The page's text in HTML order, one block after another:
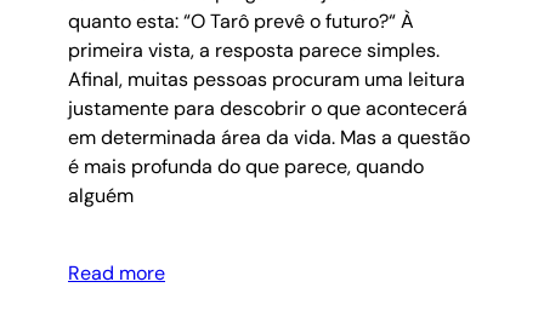
quanto esta: “O Tarô prevê o futuro?“ À
primeira vista, a resposta parece simples.
Afinal, muitas pessoas procuram uma leitura
justamente para descobrir o que acontecerá
em determinada área da vida. Mas a questão
é mais profunda do que parece, quando
alguém
Read more